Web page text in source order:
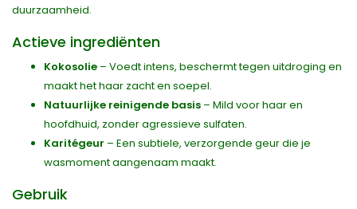
duurzaamheid.
Actieve ingrediënten
Kokosolie – Voedt intens, beschermt tegen uitdroging en
maakt het haar zacht en soepel.
Natuurlijke reinigende basis – Mild voor haar en
hoofdhuid, zonder agressieve sulfaten.
Karitégeur – Een subtiele, verzorgende geur die je
wasmoment aangenaam maakt.
Gebruik